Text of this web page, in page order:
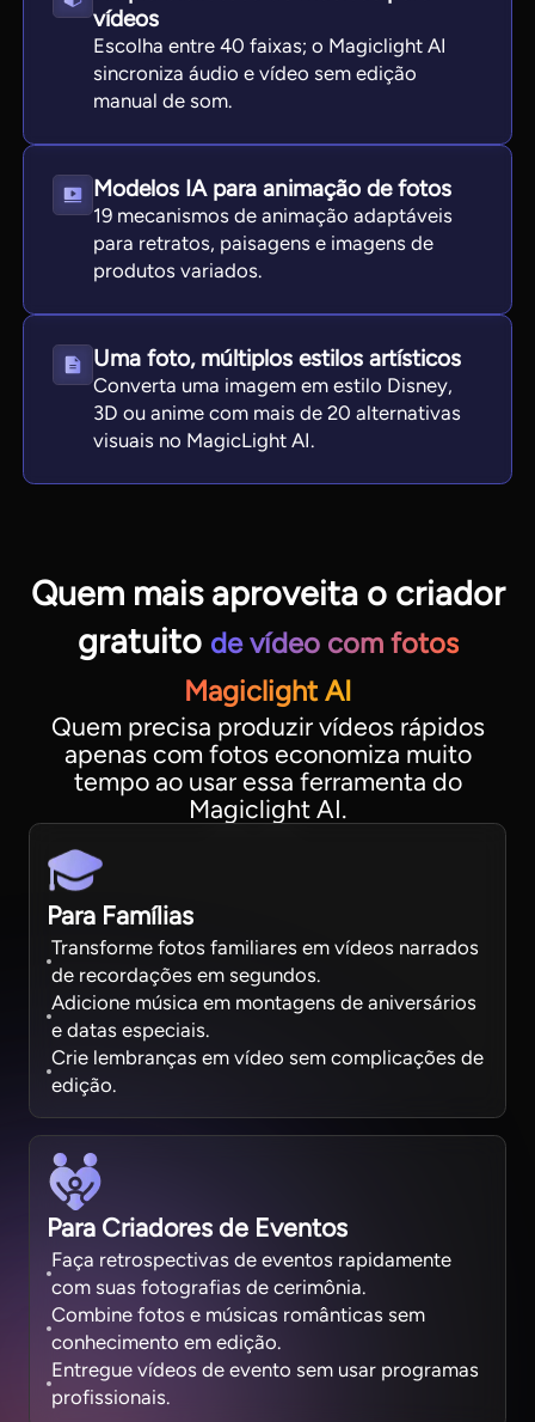
vídeos
Escolha entre 40 faixas; o Magiclight AI
sincroniza áudio e vídeo sem edição
manual de som.
Modelos IA para animação de fotos
19 mecanismos de animação adaptáveis
para retratos, paisagens e imagens de
produtos variados.
Uma foto, múltiplos estilos artísticos
Converta uma imagem em estilo Disney,
3D ou anime com mais de 20 alternativas
visuais no MagicLight AI.
Quem mais aproveita o criador
gratuito de vídeo com fotos
Magiclight AI
Quem precisa produzir vídeos rápidos
apenas com fotos economiza muito
tempo ao usar essa ferramenta do
Magiclight AI.
Para Famílias
Transforme fotos familiares em vídeos narrados
de recordações em segundos.
Adicione música em montagens de aniversários
e datas especiais.
Crie lembranças em vídeo sem complicações de
edição.
Para Criadores de Eventos
Faça retrospectivas de eventos rapidamente
com suas fotografias de cerimônia.
Combine fotos e músicas românticas sem
conhecimento em edição.
Entregue vídeos de evento sem usar programas
profissionais.